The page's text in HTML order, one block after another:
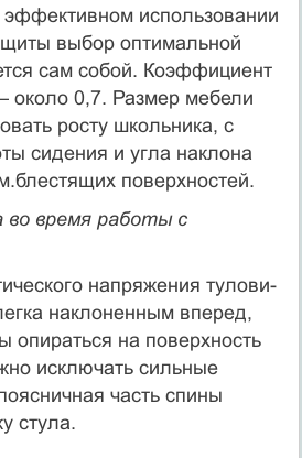
использовании
выбор оптимальной
сам собой. Коэффициент
около 0,7. Размер мебели
росту школьника, с
сидения и угла наклона
поверх­ностей.
во время работы с
напряжения тулови­
наклоненным вперед,
опираться на поверхность
исключать сильные
часть спины
стула.